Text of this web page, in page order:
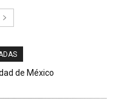
de México